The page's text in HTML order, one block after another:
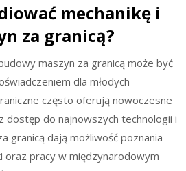
mechanikę i
za granicą?
maszyn za granicą może być
dla młodych
często oferują nowoczesne
dostęp do najnowszych technologii i
granicą dają możliwość poznania
oraz pracy w międzynarodowym